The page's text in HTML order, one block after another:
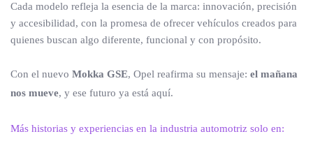
Cada modelo refleja la esencia de la marca: innovación, precisión
y accesibilidad, con la promesa de ofrecer vehículos creados para
quienes buscan algo diferente, funcional y con propósito.
Con el nuevo Mokka GSE, Opel reafirma su mensaje: el mañana
nos mueve, y ese futuro ya está aquí.
Más historias y experiencias en la industria automotriz solo en: